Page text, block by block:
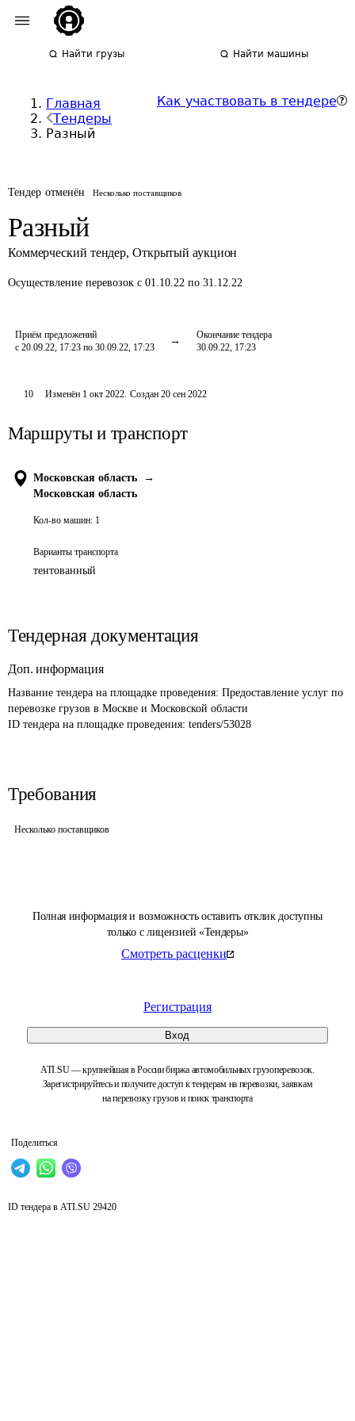
Найти грузы Найти машины
Главная
Тендеры
Разный
Как участвовать в тендере
Тендер отменён Несколько поставщиков
Разный
Коммерческий тендер, Открытый аукцион
Осуществление перевозок с 01.10.22 по 31.12.22
Приём предложений
с 20.09.22, 17:23 по 30.09.22, 17:23
Окончание тендера
30.09.22, 17:23
Полная информация и возможность оставить отклик доступны
только с лицензией «Тендеры»
Смотреть расценки
Регистрация
Вход
ATI.SU — крупнейшая в России биржа автомобильных грузоперевозок.
Зарегистрируйтесь и получите доступ к тендерам на перевозки, заявкам
на перевозку грузов и поиск транспорта
Поделиться
10 Изменён 1 окт 2022. Создан 20 сен 2022
Маршруты и транспорт
Московская область
→
Московская область
Кол-во машин: 1
Варианты транспорта
тентованный
Тендерная документация
Доп. информация
Название тендера на площадке проведения: Предоставление услуг по
перевозке грузов в Москве и Московской области
ID тендера на площадке проведения: tenders/53028
Требования
Несколько поставщиков
ID тендера в ATI.SU 29420